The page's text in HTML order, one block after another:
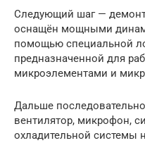
Следующий шаг —
оснащён мощными
помощью специальной
предназначенной для
микроэлементами и
Дальше
вентилятор, микрофон,
охладительной системы